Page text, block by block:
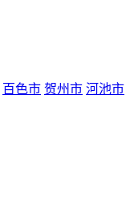
百色市 贺州市 河池市